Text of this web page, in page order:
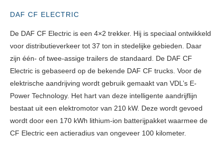
DAF CF ELECTRIC
De DAF CF Electric is een 4×2 trekker. Hij is speciaal ontwikkeld
voor distributieverkeer tot 37 ton in stedelijke gebieden. Daar
zijn één- of twee-assige trailers de standaard. De DAF CF
Electric is gebaseerd op de bekende DAF CF trucks. Voor de
elektrische aandrijving wordt gebruik gemaakt van VDL’s E-
Power Technology. Het hart van deze intelligente aandrijflijn
bestaat uit een elektromotor van 210 kW. Deze wordt gevoed
wordt door een 170 kWh lithium-ion batterijpakket waarmee de
CF Electric een actieradius van ongeveer 100 kilometer.